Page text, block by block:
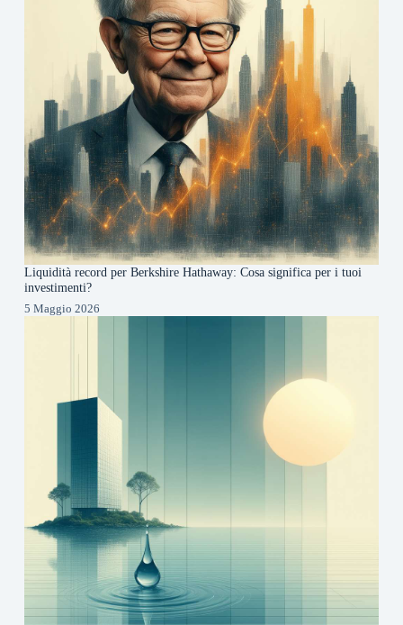
Liquidità record per Berkshire Hathaway: Cosa significa per i tuoi
investimenti?
5 Maggio 2026